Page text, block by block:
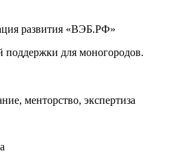
развития «ВЭБ.РФ»
для моногородов.
менторство, экспертиза